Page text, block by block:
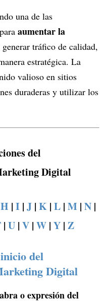
una de las
aumentar la
tráfico de calidad,
estratégica. La
valioso en sitios
duraderas y utilizar los
del
Digital
H | I| J| K| L| M| N|
| U| V| W| Y| Z
del
Digital
o expresión del